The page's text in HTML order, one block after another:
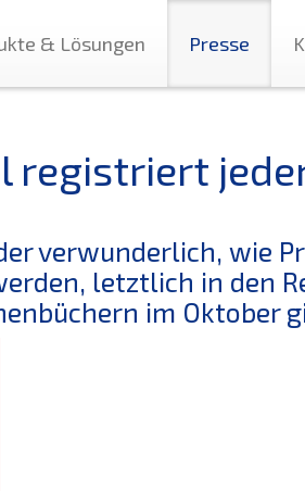
& Lösungen Presse
registriert
verwunderlich, wie
letztlich in den
im Oktober